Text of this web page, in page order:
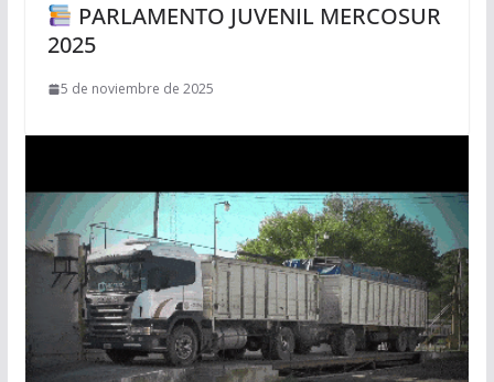
PARLAMENTO JUVENIL MERCOSUR
2025
5 de noviembre de 2025